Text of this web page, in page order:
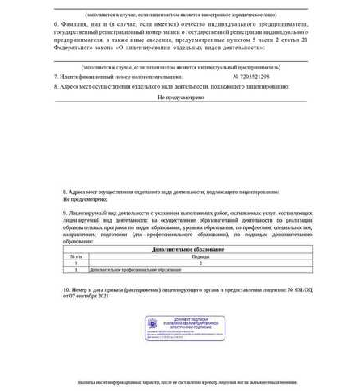
ChatApp
online